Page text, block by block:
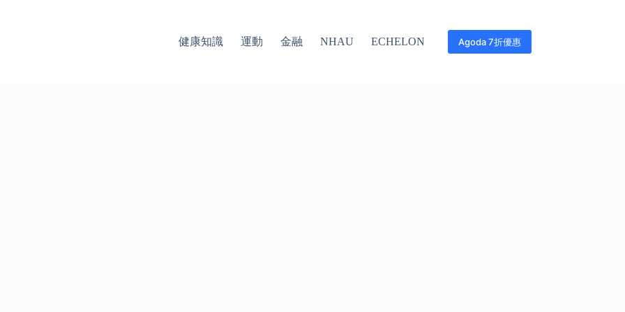
健康知識 運動 金融 NHAU ECHELON Agoda 7折優惠